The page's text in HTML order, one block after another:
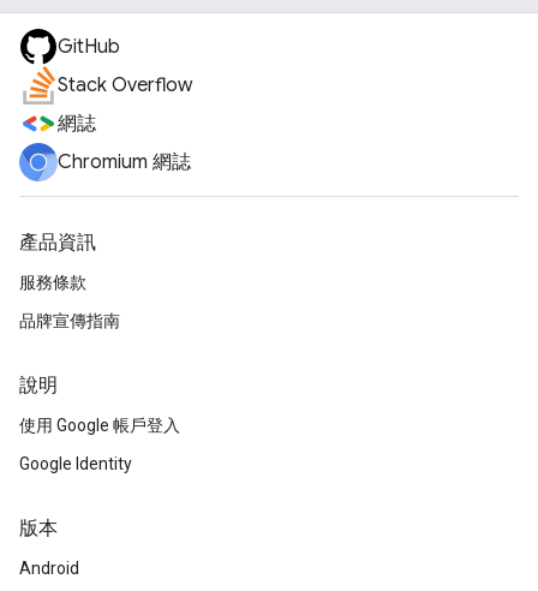
GitHub
Stack Overflow
網誌
Chromium 網誌
產品資訊
服務條款
品牌宣傳指南
說明
使用 Google 帳戶登入
Google Identity
版本
Android